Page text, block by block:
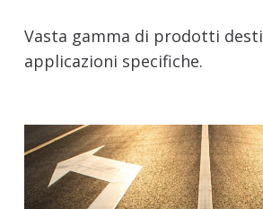
Vasta gamma di prodotti
applicazioni specifiche.